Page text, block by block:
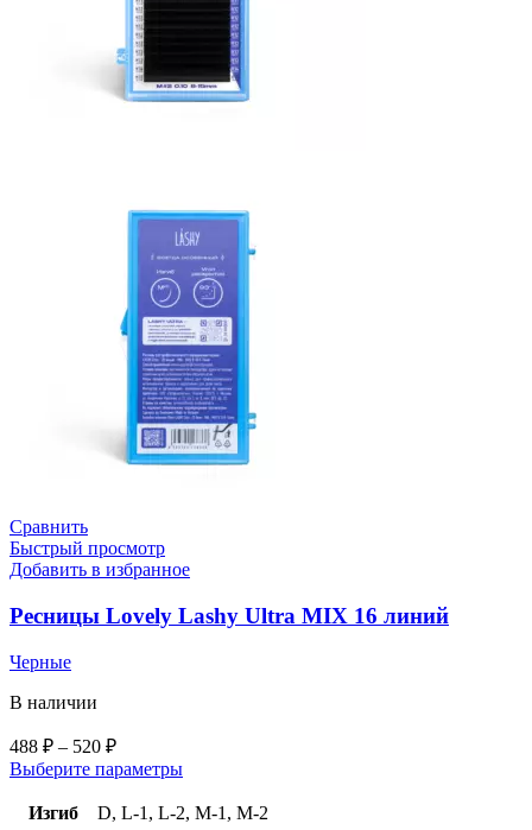
Сравнить
Быстрый просмотр
Добавить в избранное
Ресницы Lovely Lashy Ultra MIX 16 линий
Черные
В наличии
488 ₽ – 520 ₽
Выберите параметры
Изгиб D, L-1, L-2, M-1, M-2